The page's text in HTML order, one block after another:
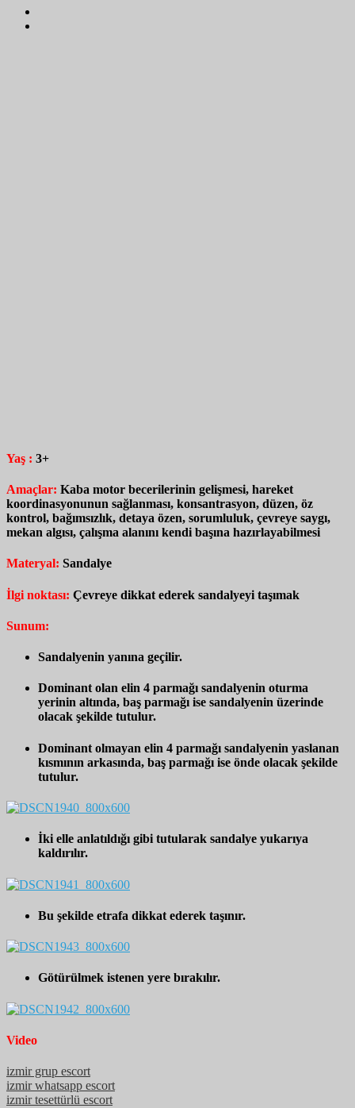
Yaş : 3+
Amaçlar: Kaba motor becerilerinin gelişmesi, hareket
koordinasyonunun sağlanması, konsantrasyon, düzen, öz
kontrol, bağımsızlık, detaya özen, sorumluluk, çevreye saygı,
mekan algısı, çalışma alanını kendi başına hazırlayabilmesi
Materyal: Sandalye
İlgi noktası: Çevreye dikkat ederek sandalyeyi taşımak
Sunum:
Sandalyenin yanına geçilir.
Dominant olan elin 4 parmağı sandalyenin oturma
yerinin altında, baş parmağı ise sandalyenin üzerinde
olacak şekilde tutulur.
Dominant olmayan elin 4 parmağı sandalyenin yaslanan
kısmının arkasında, baş parmağı ise önde olacak şekilde
tutulur.
İki elle anlatıldığı gibi tutularak sandalye yukarıya
kaldırılır.
Bu şekilde etrafa dikkat ederek taşınır.
Götürülmek istenen yere bırakılır.
Video
izmir grup escort
izmir whatsapp escort
izmir tesettürlü escort